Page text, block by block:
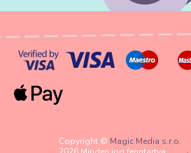
Copyright © Magic Media s.r.o.